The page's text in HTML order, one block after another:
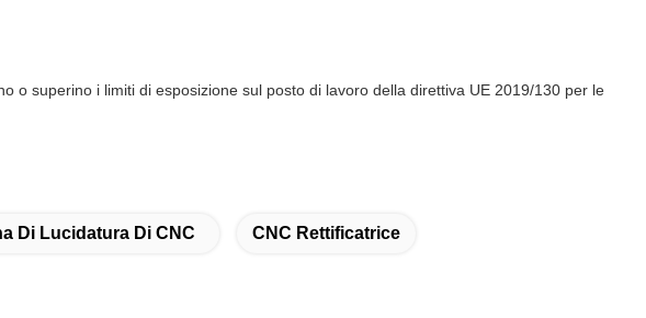
o superino i limiti di esposizione sul posto di lavoro della direttiva UE 2019/130 per le
Di Lucidatura Di CNC CNC Rettificatrice